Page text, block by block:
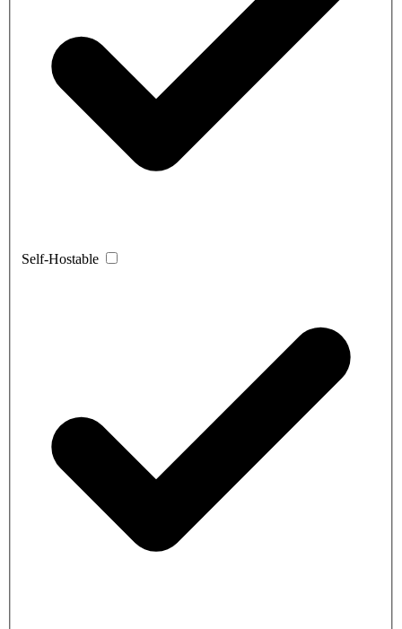
Self-Hostable